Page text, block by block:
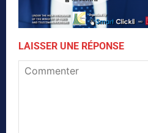
LAISSER UNE RÉPONSE